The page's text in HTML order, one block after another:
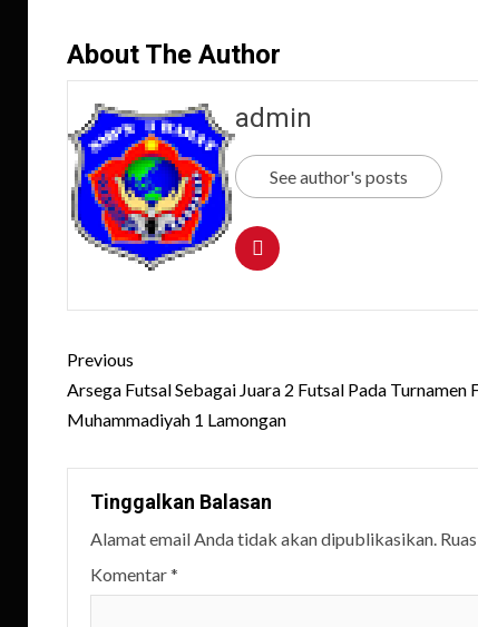
About The Author
admin
See author's posts
Post
navigation
Previous
Arsega Futsal Sebagai Juara 2 Futsal Pada Turnamen
Muhammadiyah 1 Lamongan
Tinggalkan Balasan
Alamat email Anda tidak akan dipublikasikan.
Komentar*